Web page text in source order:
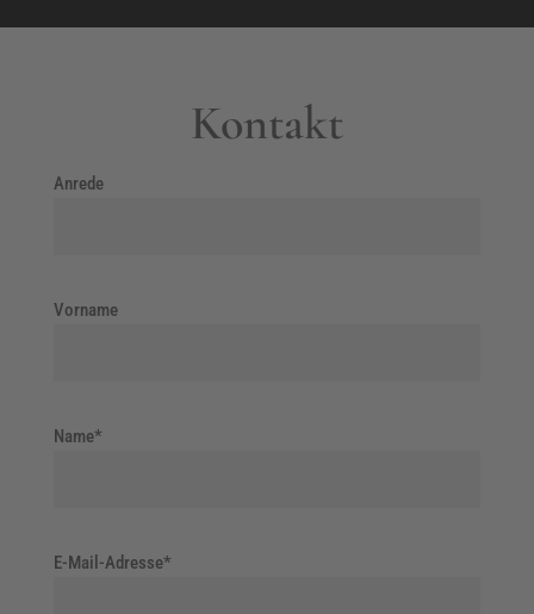
Kontakt
Anrede
Vorname
Name*
E-Mail-Adresse*